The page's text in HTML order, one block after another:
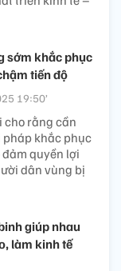
sớm khắc phục
tiến độ
19:50’
cho rằng cần
pháp khắc phục
quyền lợi
dân vùng bị
giúp nhau
làm kinh tế